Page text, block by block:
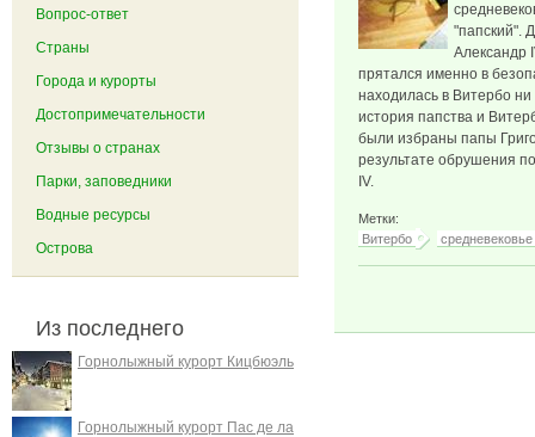
"папский".
Александр
прятался именно в
находилась в Витербо
история папства и
были избраны папы
результате обрушения
IV.
Метки:
Витербо
средневековье
Вопрос-ответ
Страны
Города и курорты
Достопримечательности
Отзывы о странах
Парки, заповедники
Водные ресурсы
Острова
Из последнего
Горнолыжный курорт Кицбюэль
Горнолыжный курорт Пас де ла